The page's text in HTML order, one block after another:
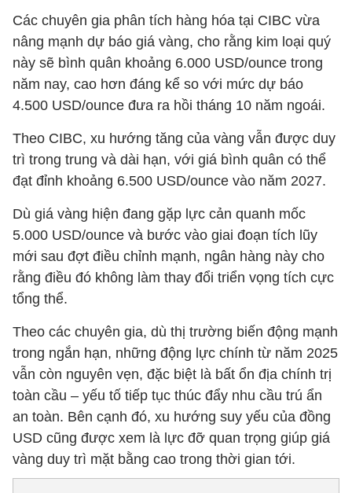
Các chuyên gia phân tích hàng hóa tại CIBC vừa
nâng mạnh dự báo giá vàng, cho rằng kim loại quý
này sẽ bình quân khoảng 6.000 USD/ounce trong
năm nay, cao hơn đáng kể so với mức dự báo
4.500 USD/ounce đưa ra hồi tháng 10 năm ngoái.
Theo CIBC, xu hướng tăng của vàng vẫn được duy
trì trong trung và dài hạn, với giá bình quân có thể
đạt đỉnh khoảng 6.500 USD/ounce vào năm 2027.
Dù giá vàng hiện đang gặp lực cản quanh mốc
5.000 USD/ounce và bước vào giai đoạn tích lũy
mới sau đợt điều chỉnh mạnh, ngân hàng này cho
rằng điều đó không làm thay đổi triển vọng tích cực
tổng thể.
Theo các chuyên gia, dù thị trường biến động mạnh
trong ngắn hạn, những động lực chính từ năm 2025
vẫn còn nguyên vẹn, đặc biệt là bất ổn địa chính trị
toàn cầu – yếu tố tiếp tục thúc đẩy nhu cầu trú ẩn
an toàn. Bên cạnh đó, xu hướng suy yếu của đồng
USD cũng được xem là lực đỡ quan trọng giúp giá
vàng duy trì mặt bằng cao trong thời gian tới.